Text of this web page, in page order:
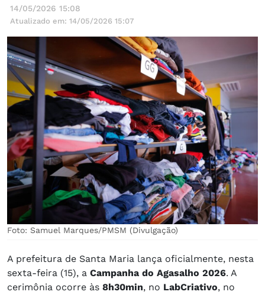
14/05/2026 15:08
Atualizado em: 14/05/2026 15:07
Foto: Samuel Marques/PMSM (Divulgação)
A prefeitura de Santa Maria lança oficialmente, nesta
sexta-feira (15), a Campanha do Agasalho 2026. A
cerimônia ocorre às 8h30min, no LabCriativo, no